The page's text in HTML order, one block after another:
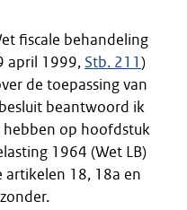
fiscale behandeling
april 1999, Stb. 211)
de toepassing van
beantwoord ik
hebben op hoofdstuk
1964 (Wet LB)
artikelen 18, 18a en